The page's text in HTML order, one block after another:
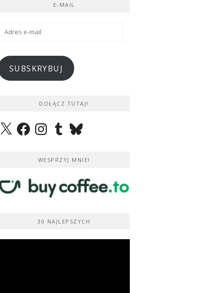
E-MAIL
Adres
SUBSKRYBUJ
DOŁĄCZ TUTAJ!
X FacebookInstagramTumblrBluesky
WESPRZYJ MNIE!
30 NAJLEPSZYCH